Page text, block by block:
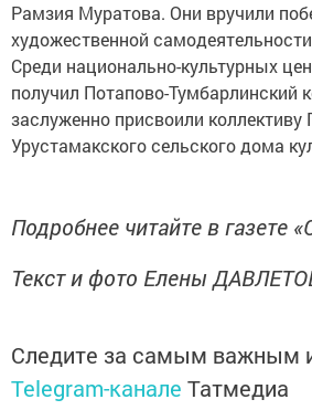
Рамзия Муратова. Они вручили
художественной
Среди национально-культурных
получил Потапово-Тумбарлинский
заслуженно присвоили коллективу
Урустамакского сельского дома
Подробнее читайте в газете
Текст и фото Елены
Следите за самым важным
Telegram-канале Татмедиа